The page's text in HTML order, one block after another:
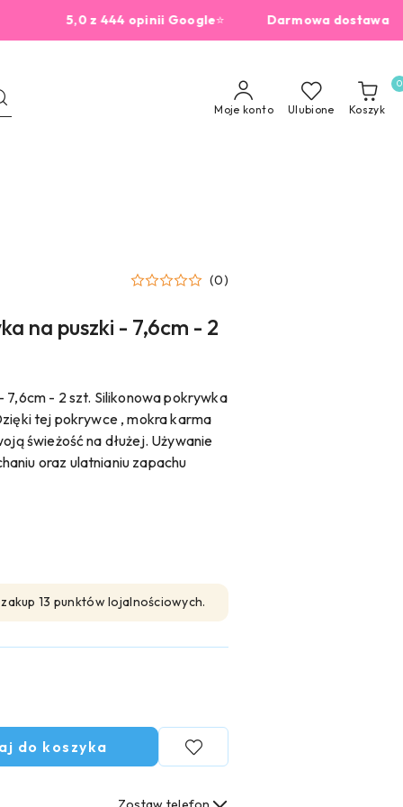
5,0 z 444 opinii Google⭐ Darmowa dostawa od
Moje konto Ulubione Koszyk
0
(0)
na puszki - 7,6cm - 2
7,6cm - 2 szt. Silikonowa pokrywka
tej pokrywce , mokra karma
świeżość na dłużej. Używanie
oraz ulatnianiu zapachu
13 punktów lojalnościowych.
do koszyka